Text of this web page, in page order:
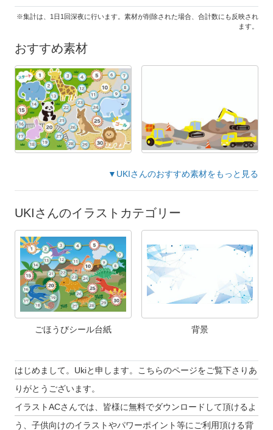
※集計は、1日1回深夜に行います。素材が削除された場合、合計数にも反映され
ます。
おすすめ素材
▼UKIさんのおすすめ素材をもっと見る
UKIさんのイラストカテゴリー
ごほうびシール台紙 背景
はじめまして。Ukiと申します。こちらのページをご覧下さりあ
りがとうございます。
イラストACさんでは、皆様に無料でダウンロードして頂けるよ
う、子供向けのイラストやパワーポイント等にご利用頂ける背